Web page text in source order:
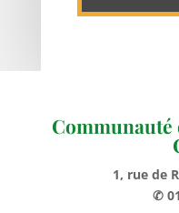
Communauté
1, rue de
✆